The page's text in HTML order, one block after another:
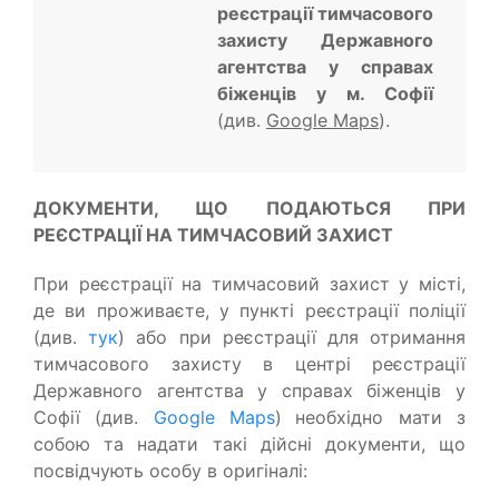
реєстрації тимчасового
захисту Державного
агентства у справах
біженців у м. Софії
(див. Google Maps).
ДОКУМЕНТИ, ЩО ПОДАЮТЬСЯ ПРИ
РЕЄСТРАЦІЇ НА ТИМЧАСОВИЙ ЗАХИСТ
При реєстрації на тимчасовий захист у місті,
де ви проживаєте, у пункті реєстрації поліції
(див.тук) або при реєстрації для отримання
тимчасового захисту в центрі реєстрації
Державного агентства у справах біженців у
Софії (див. Google Maps)
необхідно мати з
собою та надати такі дійсні документи, що
посвідчують особу в оригіналі: